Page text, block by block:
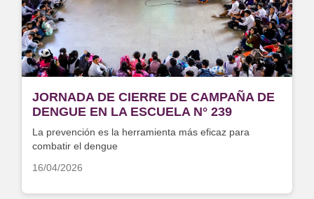
JORNADA DE CIERRE DE CAMPAÑA DE
DENGUE EN LA ESCUELA N° 239
La prevención es la herramienta más eficaz para
combatir el dengue
16/04/2026